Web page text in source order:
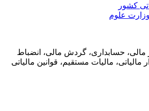
کشور
علوم
حسابداری، گردش مالی، انضباط
ماليات مستقيم، قوانين مالياتی